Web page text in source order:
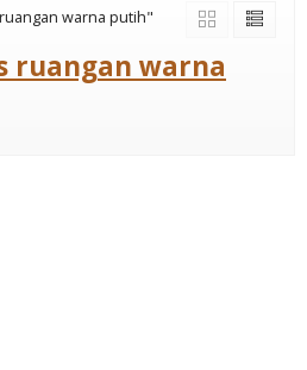
warna putih"
ruangan warna